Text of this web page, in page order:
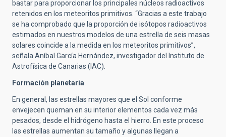
bastar para proporcionar los principales núcleos radioactivos
retenidos en los meteoritos primitivos. “Gracias a este trabajo
se ha comprobado que la proporción de isótopos radioactivos
estimados en nuestros modelos de una estrella de seis masas
solares coincide a la medida en los meteoritos primitivos”,
señala Aníbal García Hernández, investigador del Instituto de
Astrofísica de Canarias (IAC).
Formación planetaria
En general, las estrellas mayores que el Sol conforme
envejecen queman en su interior elementos cada vez más
pesados, desde el hidrógeno hasta el hierro. En este proceso
las estrellas aumentan su tamaño y algunas llegan a